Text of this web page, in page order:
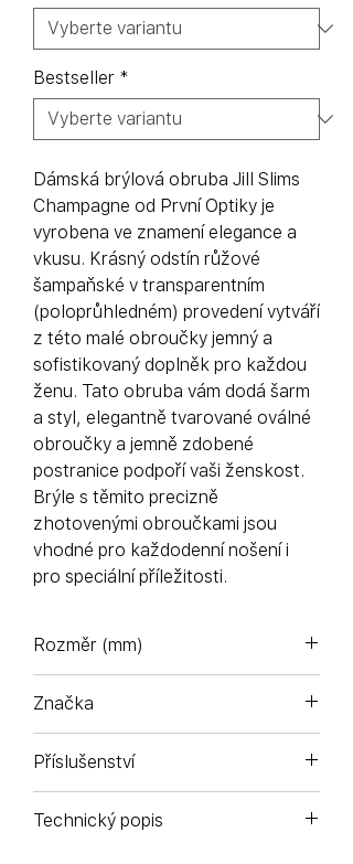
Bestseller *
Dámská brýlová obruba Jill Slims
Champagne od První Optiky je
vyrobena ve znamení elegance a
vkusu. Krásný odstín růžové
šampaňské v transparentním
(poloprůhledném) provedení vytváří
z této malé obroučky jemný a
sofistikovaný doplněk pro každou
ženu. Tato obruba vám dodá šarm
a styl, elegantně tvarované oválné
obroučky a jemně zdobené
postranice podpoří vaši ženskost.
Brýle s těmito precizně
zhotovenými obroučkami jsou
vhodné pro každodenní nošení i
pro speciální příležitosti.
Rozměr (mm)
Značka
Příslušenství
mikrovlákna.
Technický popis